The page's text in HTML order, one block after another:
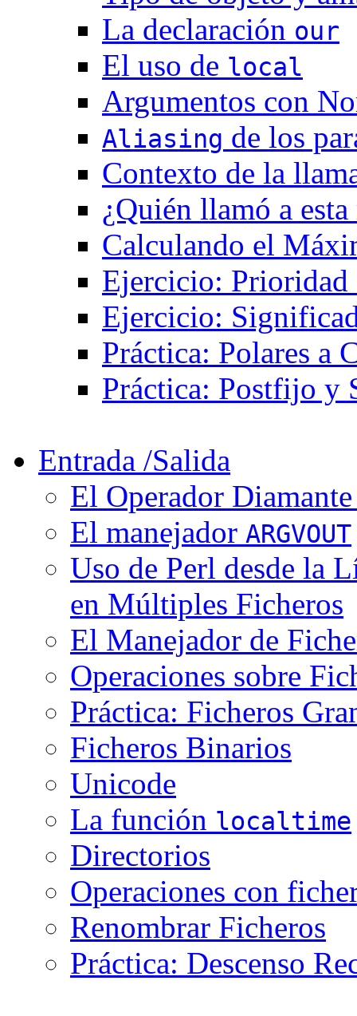
La declaración our
El uso de local
Argumentos con
Aliasing de los
Contexto de la
¿Quién llamó a
Calculando el
Ejercicio: Prioridad
Ejercicio:
Práctica: Polares a
Práctica: Postfijo y
Entrada /Salida
El Operador
El manejador ARGVOUT
Uso de Perl desde la
en Múltiples Ficheros
El Manejador de
Operaciones sobre
Práctica: Ficheros
Ficheros Binarios
Unicode
La función localtime
Directorios
Operaciones con
Renombrar Ficheros
Práctica: Descenso